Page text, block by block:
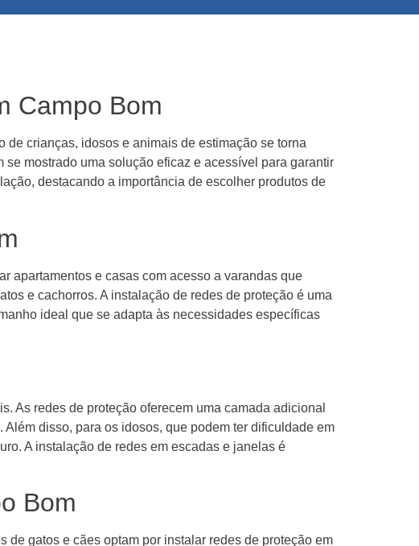
Campo Bom
crianças, idosos e animais de estimação se torna
mostrado uma solução eficaz e acessível para garantir
destacando a importância de escolher produtos de
apartamentos e casas com acesso a varandas que
e cachorros. A instalação de redes de proteção é uma
ideal que se adapta às necessidades específicas
As redes de proteção oferecem uma camada adicional
disso, para os idosos, que podem ter dificuldade em
A instalação de redes em escadas e janelas é
Bom
de gatos e cães optam por instalar redes de proteção em